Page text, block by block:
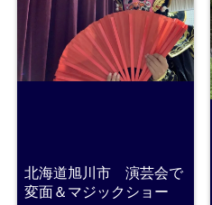
北海道旭川市 演芸会で
変面＆マジックショー